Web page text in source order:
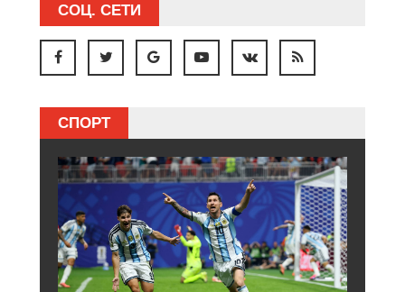
СОЦ. СЕТИ
СПОРТ